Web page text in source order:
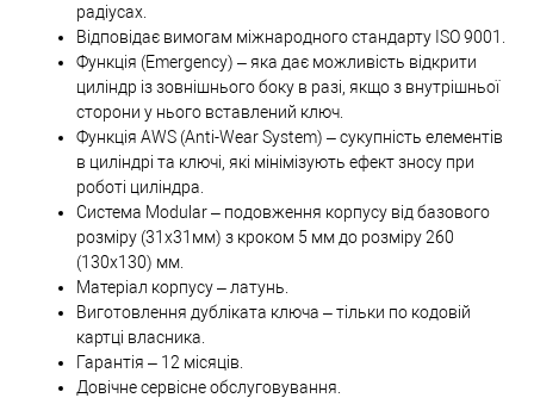
радіусах.
Відповідає вимогам міжнародного стандарту ISO 9001.
Функція (Emergency) – яка дає можливість відкрити
циліндр із зовнішнього боку в разі, якщо з внутрішньої
сторони у нього вставлений ключ.
Функція AWS (Anti-Wear System) – сукупність елементів
в циліндрі та ключі, які мінімізують ефект зносу при
роботі циліндра.
Система Modular – подовження корпусу від базового
розміру (31х31мм) з кроком 5 мм до розміру 260
(130х130) мм.
Матеріал корпусу – латунь.
Виготовлення дубліката ключа – тільки по кодовій
картці власника.
Гарантія – 12 місяців.
Довічне сервісне обслуговування.